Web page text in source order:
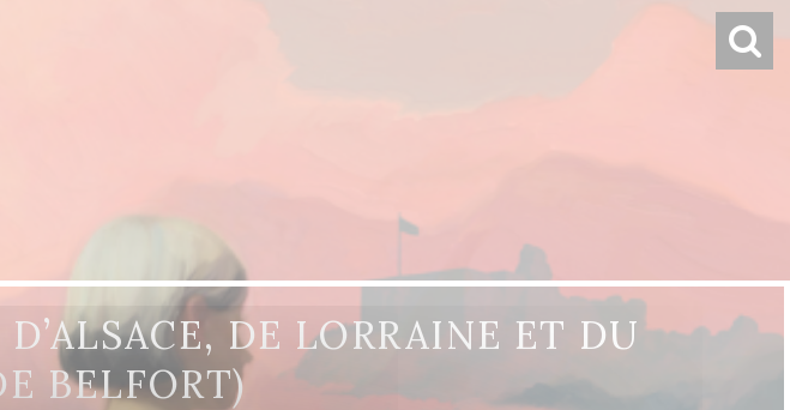
DE LORRAINE ET DU
BELFORT)